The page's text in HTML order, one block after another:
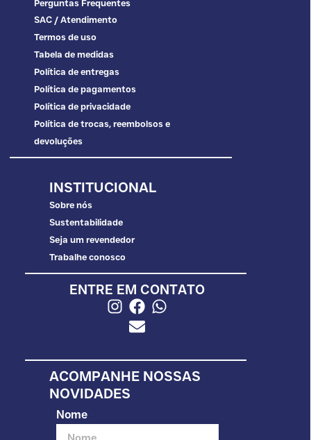
Perguntas Frequentes
SAC / Atendimento
Termos de uso
Tabela de medidas
Política de entregas
Política de pagamentos
Política de privacidade
Política de trocas, reembolsos e
devoluções
INSTITUCIONAL
Sobre nós
Sustentabilidade
Seja um revendedor
Trabalhe conosco
ENTRE EM CONTATO
ACOMPANHE NOSSAS
NOVIDADES
Nome